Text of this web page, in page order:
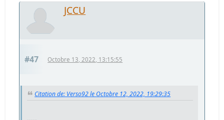
JCCU
#47 Octobre 13, 2022, 13:15:55
Citation de: Verso92 le Octobre 12, 2022, 19:29:35